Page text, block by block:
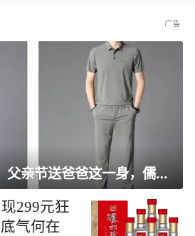
百元出头买一套！父亲节送爸爸这一身，儒雅有型还凉爽
299元狂
气何在